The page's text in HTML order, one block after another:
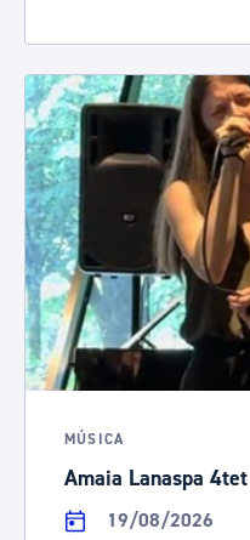
MÚSICA
Amaia Lanaspa 4tet
19/08/2026